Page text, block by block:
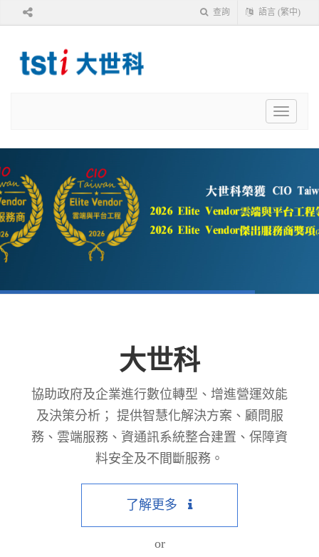
查詢 語言 (繁中)
Toggle
大世科
協助政府及企業進行數位轉型、增進營運效能
及決策分析； 提供智慧化解決方案、顧問服
務、雲端服務、資通訊系統整合建置、保障資
料安全及不間斷服務。
了解更多
or